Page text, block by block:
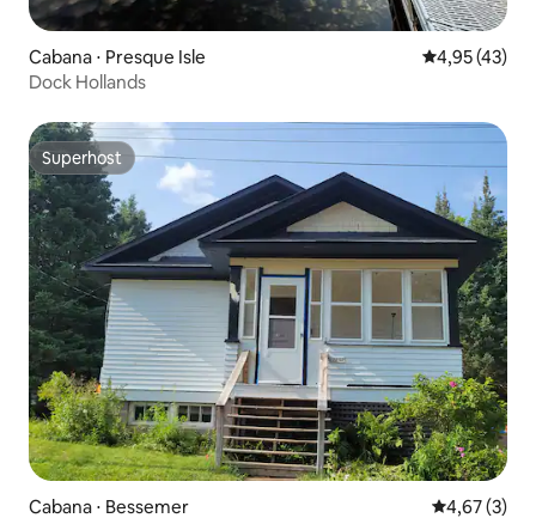
Cabana ⋅ Presque Isle 4,95 de uma
4,95 (43)
Dock Hollands
Superhost
Superhost
Cabana ⋅ Bessemer 4,67 de
4,67 (3)